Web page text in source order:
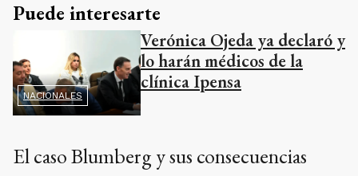
Puede interesarte
NACIONALES
Verónica Ojeda ya declaró y
lo harán médicos de la
clínica Ipensa
El caso Blumberg y sus consecuencias